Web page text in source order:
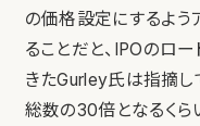
の価格設定にするよう
ることだと、IPOのロ
きたGurley氏は指摘し
総数の30倍となるくら